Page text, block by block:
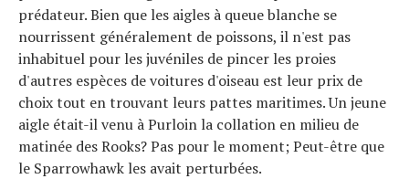
prédateur. Bien que les aigles à queue blanche se
nourrissent généralement de poissons, il n'est pas
inhabituel pour les juvéniles de pincer les proies
d'autres espèces de voitures d'oiseau est leur prix de
choix tout en trouvant leurs pattes maritimes. Un jeune
aigle était-il venu à Purloin la collation en milieu de
matinée des Rooks? Pas pour le moment; Peut-être que
le Sparrowhawk les avait perturbées.